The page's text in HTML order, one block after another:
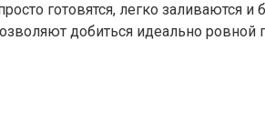
готовятся, легко заливаются и
добиться идеально ровной